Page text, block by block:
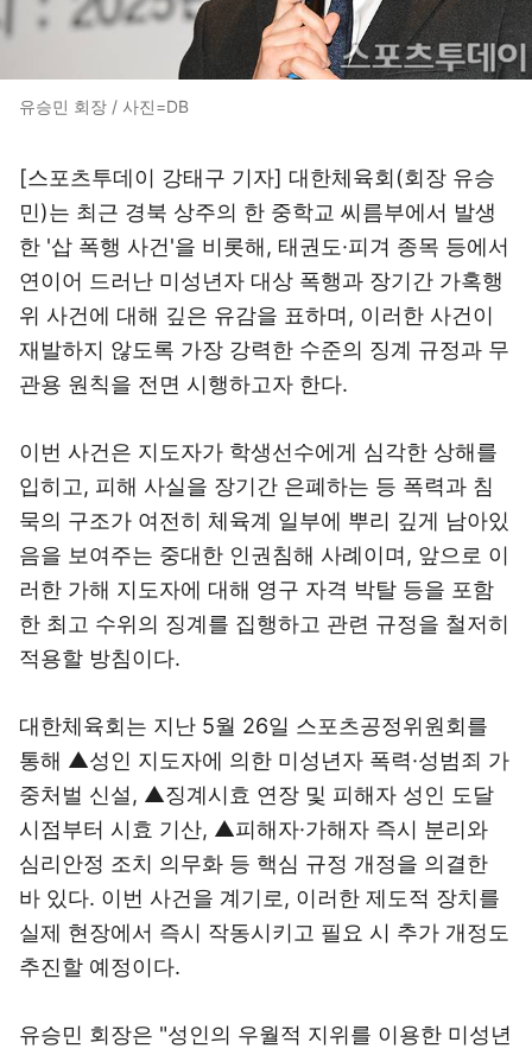
유승민 회장 / 사진=DB
[스포츠투데이 강태구 기자] 대한체육회(회장 유승
민)는 최근 경북 상주의 한 중학교 씨름부에서 발생
한 '삽 폭행 사건'을 비롯해, 태권도·피겨 종목 등에서
연이어 드러난 미성년자 대상 폭행과 장기간 가혹행
위 사건에 대해 깊은 유감을 표하며, 이러한 사건이
재발하지 않도록 가장 강력한 수준의 징계 규정과 무
관용 원칙을 전면 시행하고자 한다.
이번 사건은 지도자가 학생선수에게 심각한 상해를
입히고, 피해 사실을 장기간 은폐하는 등 폭력과 침
묵의 구조가 여전히 체육계 일부에 뿌리 깊게 남아있
음을 보여주는 중대한 인권침해 사례이며, 앞으로 이
러한 가해 지도자에 대해 영구 자격 박탈 등을 포함
한 최고 수위의 징계를 집행하고 관련 규정을 철저히
적용할 방침이다.
대한체육회는 지난 5월 26일 스포츠공정위원회를
통해 ▲성인 지도자에 의한 미성년자 폭력·성범죄 가
중처벌 신설, ▲징계시효 연장 및 피해자 성인 도달
시점부터 시효 기산, ▲피해자·가해자 즉시 분리와
심리안정 조치 의무화 등 핵심 규정 개정을 의결한
바 있다. 이번 사건을 계기로, 이러한 제도적 장치를
실제 현장에서 즉시 작동시키고 필요 시 추가 개정도
추진할 예정이다.
유승민 회장은 "성인의 우월적 지위를 이용한 미성년